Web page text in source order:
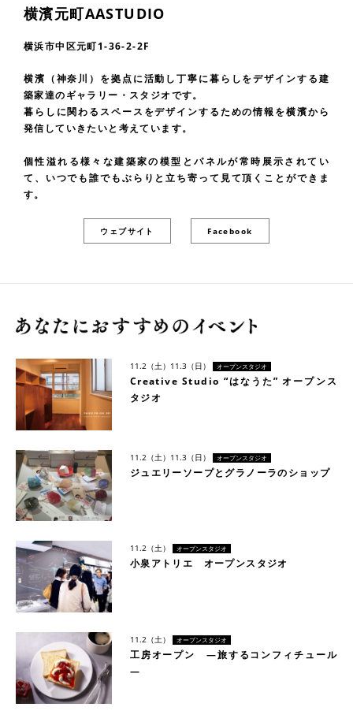
横濱元町AASTUDIO
横浜市中区元町1-36-2-2F
横濱（神奈川）を拠点に活動し丁寧に暮らしをデザインする建
築家達のギャラリー・スタジオです。
暮らしに関わるスペースをデザインするための情報を横濱から
発信していきたいと考えています。
個性溢れる様々な建築家の模型とパネルが常時展示されてい
て、いつでも誰でもぶらりと立ち寄って見て頂くことができま
す。
ウェブサイト Facebook
11.2（土） 11.3（日） オープンスタジオ
Creative Studio “はなうた” オープンス
タジオ
11.2（土） 11.3（日） オープンスタジオ
ジュエリーソープとグラノーラのショップ
11.2（土） オープンスタジオ
小泉アトリエ オープンスタジオ
11.2（土） オープンスタジオ
工房オープン ―旅するコンフィチュール
―